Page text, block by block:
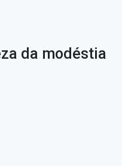
da modéstia